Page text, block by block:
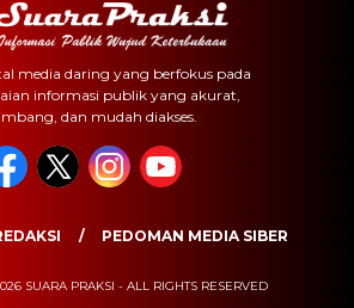
media daring yang berfokus pada
informasi publik yang akurat,
dan mudah diakses.
PEDOMAN MEDIA SIBER
SUARA PRAKSI - ALL RIGHTS RESERVED